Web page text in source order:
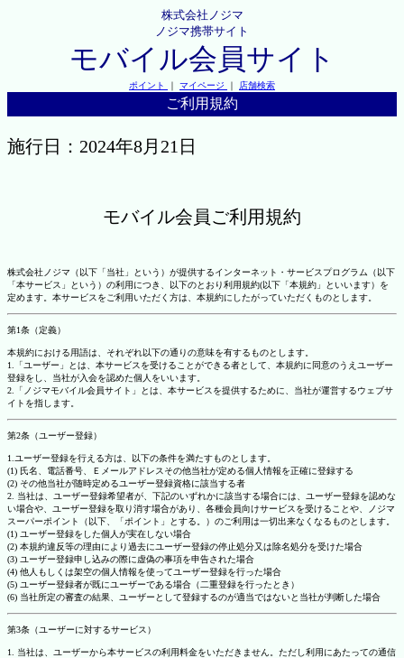
株式会社ノジマ
ノジマ携帯サイト
モバイル会員サイト
ポイント ｜ マイページ ｜ 店舗検索
ご利用規約
施行日：2024年8月21日
モバイル会員ご利用規約
株式会社ノジマ（以下「当社」という）が提供するインターネット・サービスプログラム（以下
「本サービス」という）の利用につき、以下のとおり利用規約(以下「本規約」といいます）を
定めます。本サービスをご利用いただく方は、本規約にしたがっていただくものとします。
第1条（定義）
本規約における用語は、それぞれ以下の通りの意味を有するものとします。
1.「ユーザー」とは、本サービスを受けることができる者として、本規約に同意のうえユーザー
登録をし、当社が入会を認めた個人をいいます。
2.「ノジマモバイル会員サイト」とは、本サービスを提供するために、当社が運営するウェブサ
イトを指します。
第2条（ユーザー登録）
1.ユーザー登録を行える方は、以下の条件を満たすものとします。
(1) 氏名、電話番号、Ｅメールアドレスその他当社が定める個人情報を正確に登録する
(2) その他当社が随時定めるユーザー登録資格に該当する者
2. 当社は、ユーザー登録希望者が、下記のいずれかに該当する場合には、ユーザー登録を認めな
い場合や、ユーザー登録を取り消す場合があり、各種会員向けサービスを受けることや、ノジマ
スーパーポイント（以下、「ポイント」とする。）のご利用は一切出来なくなるものとします。
(1) ユーザー登録をした個人が実在しない場合
(2) 本規約違反等の理由により過去にユーザー登録の停止処分又は除名処分を受けた場合
(3) ユーザー登録申し込みの際に虚偽の事項を申告された場合
(4) 他人もしくは架空の個人情報を使ってユーザー登録を行った場合
(5) ユーザー登録者が既にユーザーである場合（二重登録を行ったとき）
(6) 当社所定の審査の結果、ユーザーとして登録するのが適当ではないと当社が判断した場合
第3条（ユーザーに対するサービス）
1. 当社は、ユーザーから本サービスの利用料金をいただきません。ただし利用にあたっての通信